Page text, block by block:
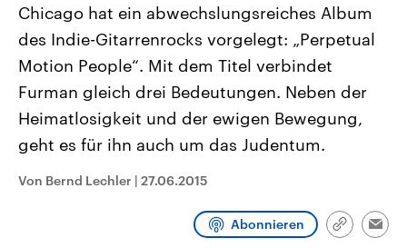
Landtagswahl Sachsen-Anhalt
2026
Alle Informationen
Sachsen-Anhalt wählt am 6.
September 2026 einen neuen
Landtag. Seit 2021 wird das
Bundesland von einer Koalition aus
CDU, SPD und FDP regiert.-
Umfragen, Prognosen,
und Hintergründe zu den Parteien
und Kandidaten der anstehenden
USA
Aktuelle Beiträge,
Hintergründe
Wirtschaftlich und
gehören die Vereinigten
den mächtigsten Ländern
mit großem Einfluss auf
aktuelle Weltgeschehen.
Sendungen Programm
Chicago hat ein abwechslungsreiches Album
des Indie-Gitarrenrocks vorgelegt: „Perpetual
Motion People“. Mit dem Titel verbindet
Furman gleich drei Bedeutungen. Neben der
Heimatlosigkeit und der ewigen Bewegung,
geht es für ihn auch um das Judentum.
Von Bernd Lechler | 27.06.2015
Abonnieren
Link